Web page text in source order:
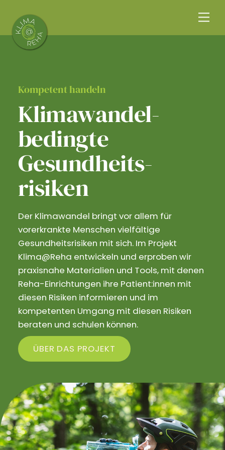
content
Kompetent handeln
Klimawandel­
bedingte
Gesundheits­
risiken
Der Klimawandel bringt vor allem für
vorerkrankte Menschen vielfältige
Gesundheitsrisiken mit sich. Im Projekt
Klima@Reha entwickeln und erproben wir
praxisnahe Materialien und Tools, mit denen
Reha-Einrichtungen ihre Patient:innen mit
diesen Risiken informieren und im
kompetenten Umgang mit diesen Risiken
beraten und schulen können.
ÜBER DAS PROJEKT